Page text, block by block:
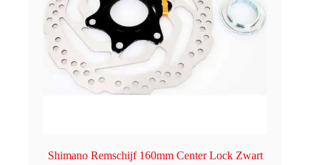
Shimano Remschijf 160mm Center Lock Zwart